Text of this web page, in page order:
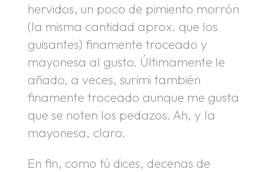
hervidos, un poco de pimiento morrón
(la misma cantidad aprox. que los
guisantes) finamente troceado y
mayonesa al gusto. Últimamente le
añado, a veces, surimi también
finamente troceado aunque me gusta
que se noten los pedazos. Ah, y la
mayonesa, claro.
En fin, como tú dices, decenas de